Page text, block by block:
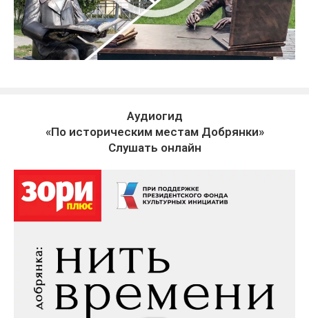
Аудиогид
«По историческим местам Добрянки»
Слушать онлайн